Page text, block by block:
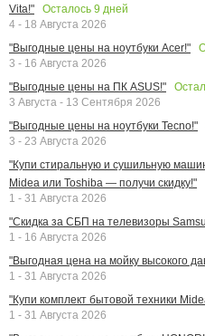
Vita!"
Осталось 9 дней
4 - 18 Августа 2026
"Выгодные цены на ноутбуки Acer!"
3 - 16 Августа 2026
"Выгодные цены на ПК ASUS!"
3 Августа - 13 Сентября 2026
"Выгодные цены на ноутбуки Tecno!"
3 - 23 Августа 2026
"Купи стиральную и сушильную
Midea или Toshiba — получи скидку!"
1 - 31 Августа 2026
"Скидка за СБП на телевизоры
1 - 16 Августа 2026
"Выгодная цена на мойку высокого
1 - 31 Августа 2026
"Купи комплект бытовой техники
1 - 31 Августа 2026